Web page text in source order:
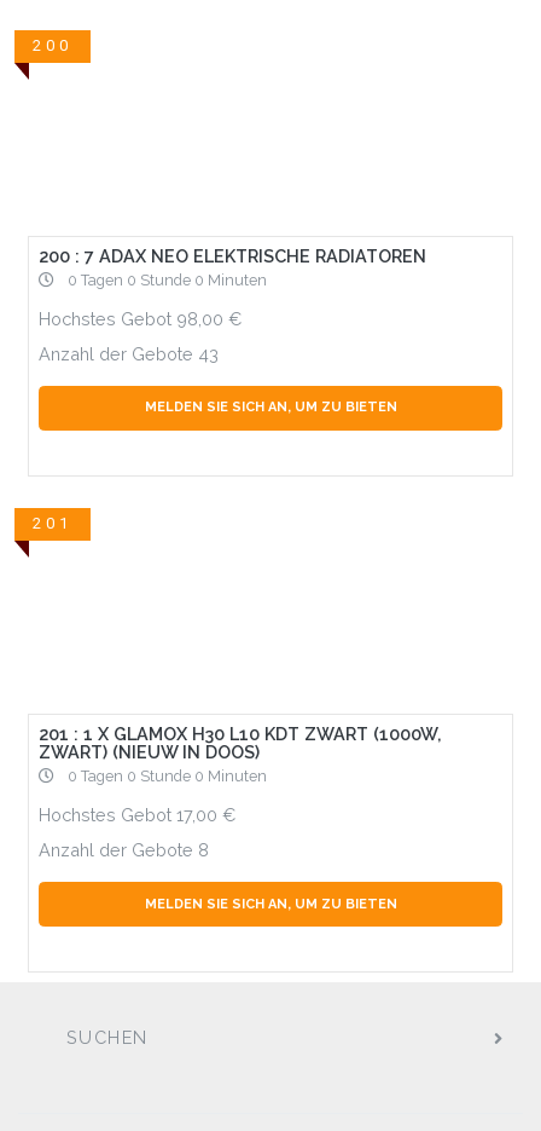
200
200 : 7 ADAX NEO ELEKTRISCHE RADIATOREN
0 Tagen 0 Stunde 0 Minuten
Hochstes Gebot 98,00
Anzahl der Gebote 43
MELDEN SIE SICH AN, UM ZU BIETEN
201
201 : 1 X GLAMOX H30 L10 KDT ZWART (1000W,
ZWART) (NIEUW IN DOOS)
0 Tagen 0 Stunde 0 Minuten
Hochstes Gebot 17,00
Anzahl der Gebote 8
MELDEN SIE SICH AN, UM ZU BIETEN
SUCHEN